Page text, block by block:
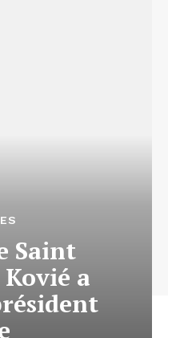
Saint
a